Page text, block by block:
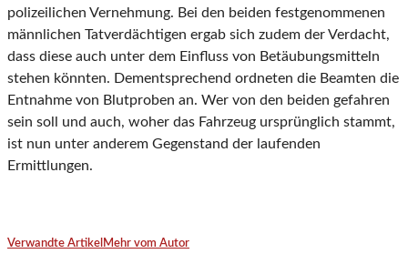
polizeilichen Vernehmung. Bei den beiden festgenommenen
männlichen Tatverdächtigen ergab sich zudem der Verdacht,
dass diese auch unter dem Einfluss von Betäubungsmitteln
stehen könnten. Dementsprechend ordneten die Beamten die
Entnahme von Blutproben an. Wer von den beiden gefahren
sein soll und auch, woher das Fahrzeug ursprünglich stammt,
ist nun unter anderem Gegenstand der laufenden
Ermittlungen.
Verwandte Artikel Mehr vom Autor